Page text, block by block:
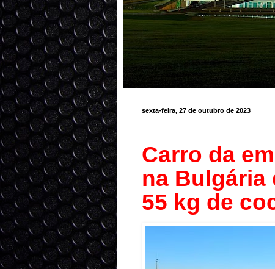
sexta-feira, 27 de outubro de 2023
Carro da
na Bulgária
55 kg de